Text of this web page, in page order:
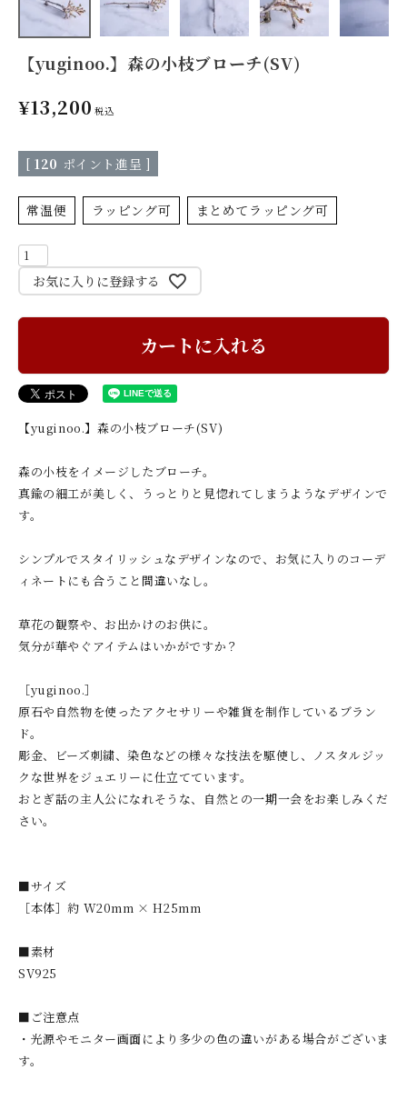
【yuginoo.】森の小枝ブローチ(SV)
¥13,200 税込
[ 120 ポイント進呈 ]
常温便 ラッピング可 まとめてラッピング可
お気に入りに登録する
カートに入れる
【yuginoo.】森の小枝ブローチ(SV)
森の小枝をイメージしたブローチ。
真鍮の細工が美しく、うっとりと見惚れてしまうようなデザインで
す。
シンプルでスタイリッシュなデザインなので、お気に入りのコーデ
ィネートにも合うこと間違いなし。
草花の観察や、お出かけのお供に。
気分が華やぐアイテムはいかがですか？
［yuginoo.］
原石や自然物を使ったアクセサリーや雑貨を制作しているブラン
ド。
彫金、ビーズ刺繍、染色などの様々な技法を駆使し、ノスタルジッ
クな世界をジュエリーに仕立てています。
おとぎ話の主人公になれそうな、自然との一期一会をお楽しみくだ
さい。
■サイズ
［本体］約 W20mm × H25mm
■素材
SV925
■ご注意点
・光源やモニター画面により多少の色の違いがある場合がございま
す。